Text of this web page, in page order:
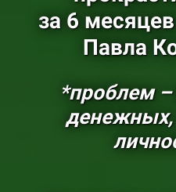
за 6
Павла
*проблем –